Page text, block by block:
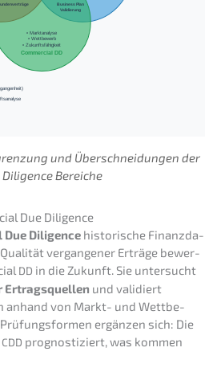
Commercial DD
• Marktanalyse
• Wettbewerb
• Zukunftsfähigkeit
Business Plan
Validierung
und Überschnei­dun­gen der
Diligence Bereiche
Due Diligence
Due Diligence histo­ri­sche Finanz­da­
vergan­ge­ner Erträ­ge bewer­
DD in die Zukunft. Sie unter­sucht
Ertrags­quel­len und validiert
anhand von Markt- und Wettbe­
ergän­zen sich: Die
CDD prognos­ti­ziert, was kommen